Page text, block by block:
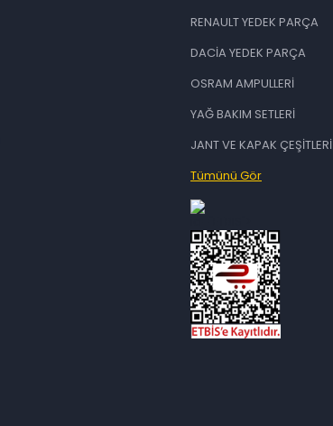
RENAULT YEDEK PARÇA
DACİA YEDEK PARÇA
OSRAM AMPULLERİ
YAĞ BAKIM SETLERİ
JANT VE KAPAK ÇEŞİTLERİ
Tümünü Gör